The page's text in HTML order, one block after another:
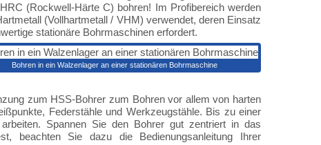
(Rockwell-Härte C) bohren! Im Profibereich werden
(Vollhartmetall / VHM) verwendet, deren Einsatz
stationäre Bohrmaschinen erfordert.
Bohren in ein Walzenlager an einer stationären Bohrmaschine
zum HSS-Bohrer zum Bohren vor allem von harten
Federstähle und Werkzeugstähle. Bis zu einer
Spannen Sie den Bohrer gut zentriert in das
beachten Sie dazu die Bedienungsanleitung Ihrer